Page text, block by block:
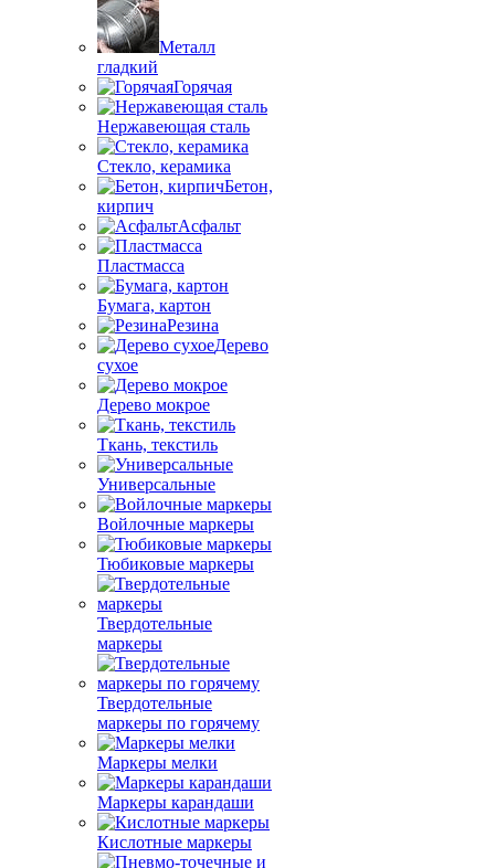
Металл
гладкий
Горячая
Нержавеющая сталь
Стекло, керамика
Бетон,
кирпич
Асфальт
Пластмасса
Бумага, картон
Резина
Дерево
сухое
Дерево мокрое
Ткань, текстиль
Универсальные
Войлочные маркеры
Тюбиковые маркеры
Твердотельные
маркеры
Твердотельные
маркеры по горячему
Маркеры мелки
Маркеры карандаши
Кислотные маркеры